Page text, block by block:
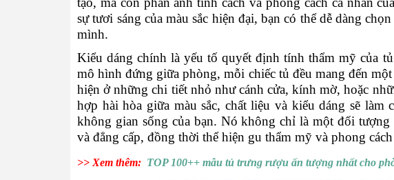
sự tươi sáng của màu sắc hiện đại, bạn có thể dễ dàng
mình.
Kiểu dáng chính là yếu tố quyết định tính thẩm mỹ của
mô hình đứng giữa phòng, mỗi chiếc tủ đều mang đến
hiện ở những chi tiết nhỏ như cánh cửa, kính mờ, hoặc
hợp hài hòa giữa màu sắc, chất liệu và kiểu dáng sẽ
không gian sống của bạn. Nó không chỉ là một đối
và đẳng cấp, đồng thời thể hiện gu thẩm mỹ và phong
>> Xem thêm: TOP 100++ mẫu tủ trưng rượu ấn tượng nhất cho